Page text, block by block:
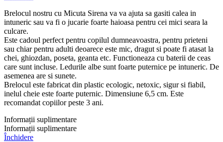
Brelocul nostru cu Micuta Sirena va va ajuta sa gasiti calea in
intuneric sau va fi o jucarie foarte haioasa pentru cei mici seara la
culcare.
Este cadoul perfect pentru copilul dumneavoastra, pentru prieteni
sau chiar pentru adulti deoarece este mic, dragut si poate fi atasat la
chei, ghiozdan, poseta, geanta etc. Functioneaza cu baterii de ceas
care sunt incluse. Ledurile albe sunt foarte puternice pe intuneric. De
asemenea are si sunete.
Brelocul este fabricat din plastic ecologic, netoxic, sigur si fiabil,
inelul cheie este foarte puternic. Dimensiune 6,5 cm. Este
recomandat copiilor peste 3 ani.
Informații suplimentare
Informații suplimentare
Închidere